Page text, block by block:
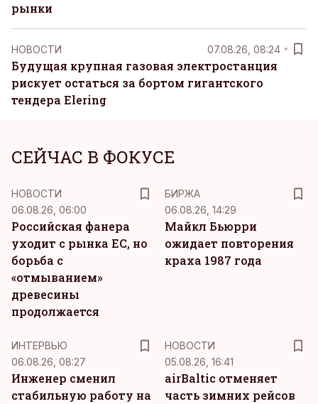
рынки
НОВОСТИ 07.08.26, 08:24
Будущая крупная газовая электростанция
рискует остаться за бортом гигантского
тендера Elering
СЕЙЧАС В ФОКУСЕ
НОВОСТИ
06.08.26, 06:00
Российская фанера
уходит с рынка ЕС, но
борьба с
«отмыванием»
древесины
продолжается
БИРЖА
06.08.26, 14:29
Майкл Бьюрри
ожидает повторения
краха 1987 года
ИНТЕРВЬЮ
06.08.26, 08:27
Инженер сменил
стабильную работу на
НОВОСТИ
05.08.26, 16:41
airBaltic отменяет
часть зимних рейсов